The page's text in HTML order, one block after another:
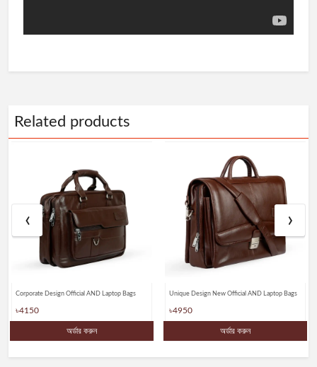
Related products
Corporate Design Official AND Laptop Bags
৳4150
অর্ডার করুন
Unique Design New Official AND Laptop Bags
৳4950
অর্ডার করুন
‹ ›